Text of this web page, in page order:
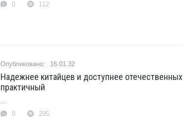
0
112
16.01.32
Надежнее китайцев и доступнее
практичный
...
0
295